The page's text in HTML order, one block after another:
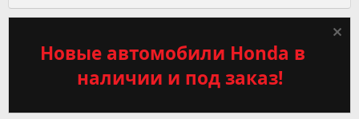
Новые автомобили Honda в
наличии и под заказ!